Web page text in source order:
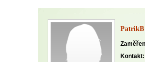
PatrikB
Kontakt: